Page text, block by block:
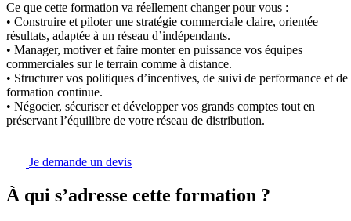
Ce que cette formation va réellement changer pour vous :
• Construire et piloter une stratégie commerciale claire, orientée
résultats, adaptée à un réseau d’indépendants.
• Manager, motiver et faire monter en puissance vos équipes
commerciales sur le terrain comme à distance.
• Structurer vos politiques d’incentives, de suivi de performance et de
formation continue.
• Négocier, sécuriser et développer vos grands comptes tout en
préservant l’équilibre de votre réseau de distribution.
Je demande un devis
À qui s’adresse cette formation ?